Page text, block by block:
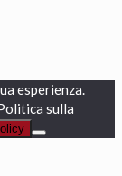
esperienza.
sulla